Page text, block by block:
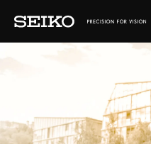
走进精工